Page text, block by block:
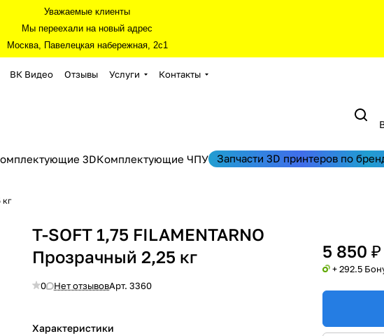
Уважаемые клиенты
Мы переехали на новый адрес
Москва, Павелецкая набережная, 2с1
ВК Видео Отзывы Услуги Контакты
3DКомплектующие ЧПУ Запчасти 3D принтеров по
кг
T-SOFT 1,75 FILAMENTARNO
Прозрачный 2,25 кг
0 Нет отзывовАрт.3360
Характеристики
5 850 ₽
+ 292.5